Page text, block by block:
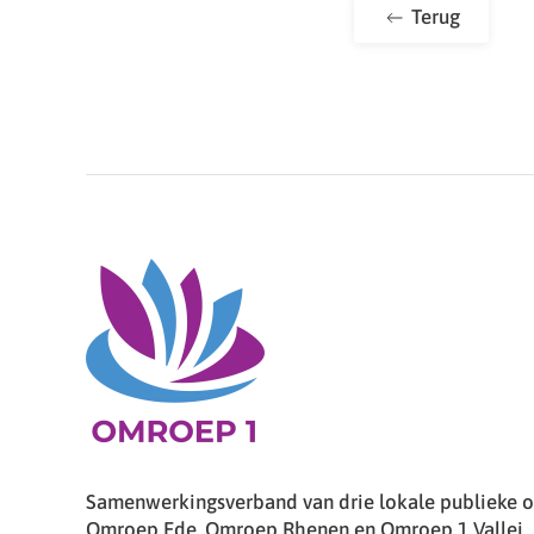
Terug
Samenwerkingsverband van drie lokale publieke
Omroep Ede, Omroep Rhenen en Omroep 1 Vallei